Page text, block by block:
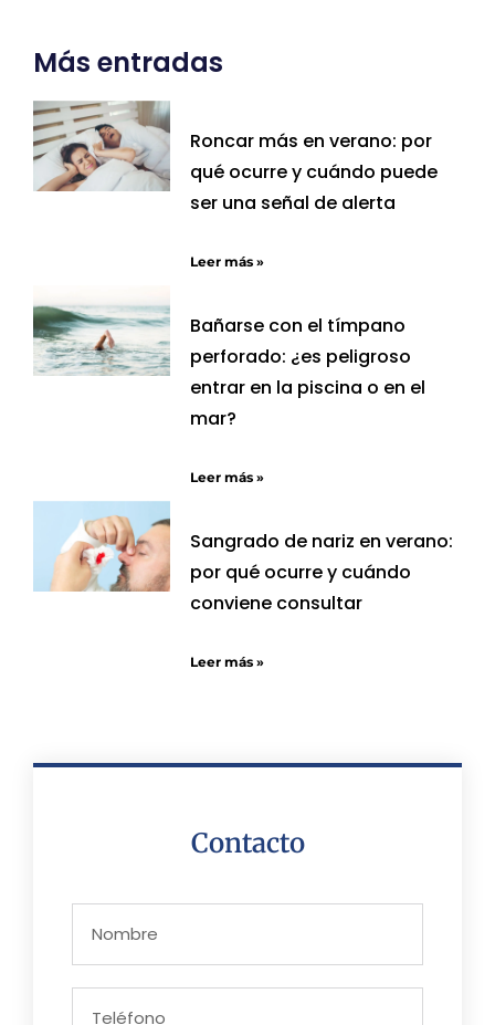
Más entradas
Roncar más en verano: por
qué ocurre y cuándo puede
ser una señal de alerta
Leer más »
Bañarse con el tímpano
perforado: ¿es peligroso
entrar en la piscina o en el
mar?
Leer más »
Sangrado de nariz en verano:
por qué ocurre y cuándo
conviene consultar
Leer más »
Contacto